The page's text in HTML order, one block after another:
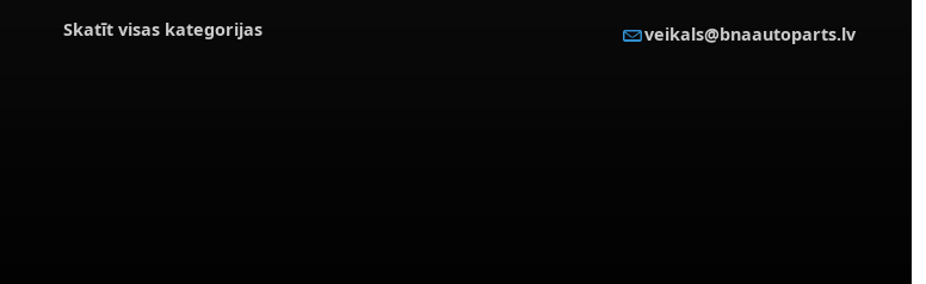
Skatīt visas kategorijas veikals@bnaautoparts.lv